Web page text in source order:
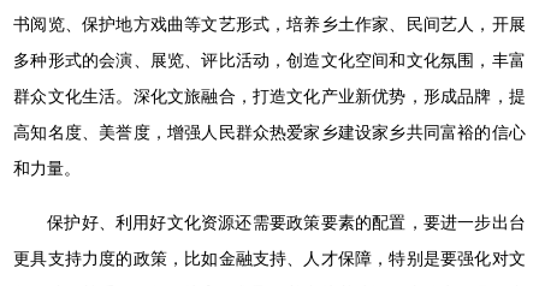
书阅览、保护地方戏曲等文艺形式，培养乡土作家、民间艺人，开展
多种形式的会演、展览、评比活动，创造文化空间和文化氛围，丰富
群众文化生活。深化文旅融合，打造文化产业新优势，形成品牌，提
高知名度、美誉度，增强人民群众热爱家乡建设家乡共同富裕的信心
和力量。
保护好、利用好文化资源还需要政策要素的配置，要进一步出台
更具支持力度的政策，比如金融支持、人才保障，特别是要强化对文